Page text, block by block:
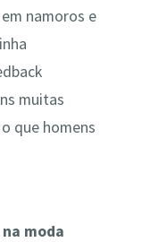
namoros e
muitas
que homens
moda